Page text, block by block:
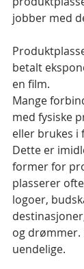
jobber med
betalt
en film.
Mange
med fysiske
eller brukes i
Dette er
former for
plasserer
logoer,
og drømmer.
uendelige.